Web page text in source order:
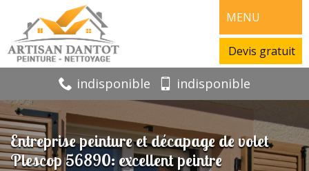
MENU
Devis gratuit
indisponible indisponible
Entreprise peinture et décapage de volet
Plescop 56890: excellent peintre